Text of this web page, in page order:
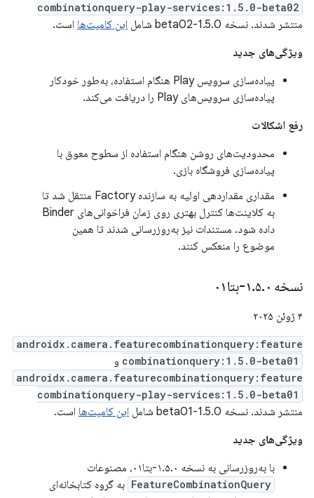
combinationquery-play-services:1.5.0-beta02
منتشر شدند. نسخه 1.5.0-beta02 شامل این کامیت‌ها است.
ویژگی‌های جدید
پیاده‌سازی سرویس Play هنگام استفاده، به‌طور خودکار
پیاده‌سازی سرویس‌های Play را دریافت می‌کند.
رفع اشکالات
محدودیت‌های روشن هنگام استفاده از سطوح معوق با
پیاده‌سازی فروشگاه بازی.
مقداری مقداردهی اولیه به سازنده Factory منتقل شد تا
به کلاینت‌ها کنترل بهتری روی زمان فراخوانی‌های Binder
داده شود. مستندات نیز به‌روزرسانی شدند تا همین
موضوع را منعکس کنند.
نسخه ۱ .۵.۰-بتا۰۱
۴ ژوئن ۲۰۲۵
androidx.camera.featurecombinationquery:feature
combinationquery:1.5.0-beta01 و
androidx.camera.featurecombinationquery:feature
combinationquery-play-services:1.5.0-beta01
منتشر شدند. نسخه 1.5.0-beta01 شامل این کامیت‌ها است.
ویژگی‌های جدید
با به‌روزرسانی به نسخه ۱.۵.۰-بتا۰۱، مصنوعات
FeatureCombinationQuery به گروه کتابخانه‌ای